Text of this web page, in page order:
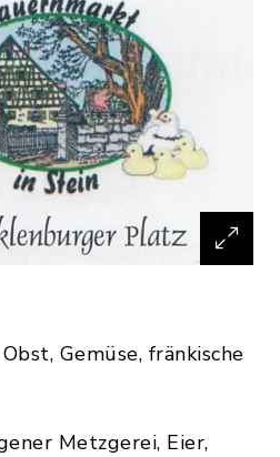
Gemüse, fränkische
Metzgerei, Eier,